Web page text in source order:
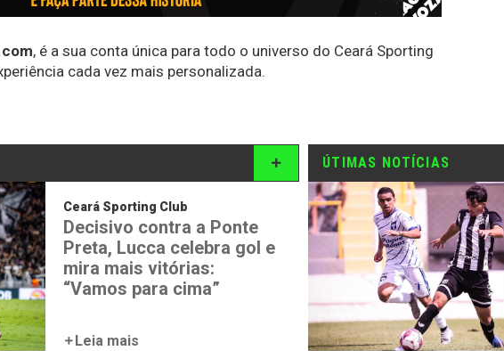
, é a sua conta única para todo o universo do Ceará Sporting
cada vez mais personalizada.
Ceará Sporting Club
Decisivo contra a Ponte
Preta, Lucca celebra gol e
mira mais vitórias:
“Vamos para cima”
Leia mais
ÚTIMAS NOTÍCIAS